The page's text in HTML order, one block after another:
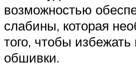
возможностью
слабины, которая
того, чтобы избежать
обшивки.